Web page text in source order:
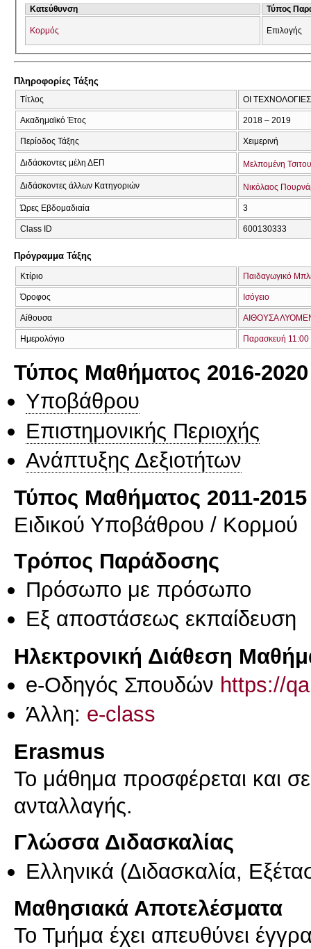
Κατεύθυνση Τύπος
Κορμός Επιλογής
Πληροφορίες Τάξης
Τίτλος ΟΙ
Ακαδημαϊκό Έτος 2018 – 2019
Περίοδος Τάξης Χειμερινή
Διδάσκοντες μέλη ΔΕΠ Μελπομένη
Διδάσκοντες άλλων Κατηγοριών Νικόλαος
Ώρες Εβδομαδιαία 3
Class ID 600130333
Πρόγραμμα Τάξης
Κτίριο Παιδαγωγικό
Όροφος Ισόγειο
Αίθουσα ΑΙΘΟΥΣΑ
Ημερολόγιο Παρασκευή
Τύπος Μαθήματος 2016-2020
Υποβάθρου
Επιστημονικής Περιοχής
Ανάπτυξης Δεξιοτήτων
Τύπος Μαθήματος 2011-2015
Ειδικού Υποβάθρου / Κορμού
Τρόπος Παράδοσης
Πρόσωπο με πρόσωπο
Eξ απoστάσεως εκπαίδευση
Ηλεκτρονική Διάθεση
e-Οδηγός Σπουδών https://
Άλλη: e-class
Erasmus
Το μάθημα προσφέρεται και
ανταλλαγής.
Γλώσσα Διδασκαλίας
Ελληνικά (Διδασκαλία,
Μαθησιακά Αποτελέσματα
Το Τμήμα έχει απευθύνει